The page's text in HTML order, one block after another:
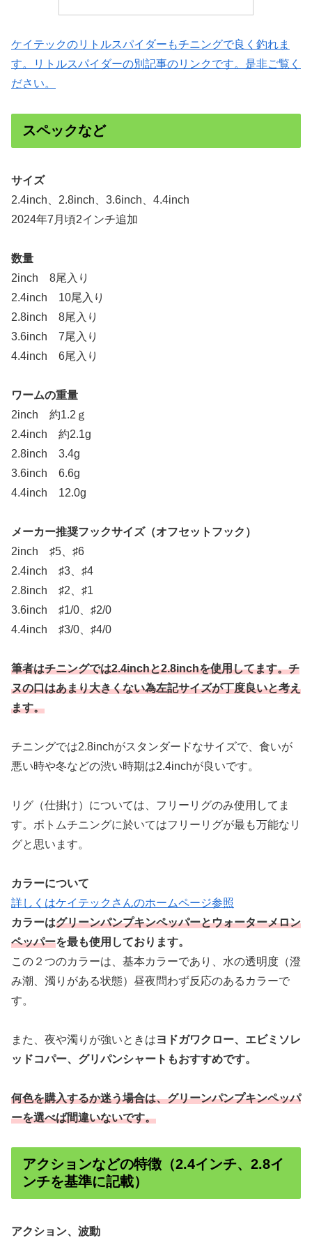
ケイテックのリトルスパイダーもチニングで良く釣れま
す。リトルスパイダーの別記事のリンクです。是非ご覧く
ださい。
スペックなど
サイズ
2.4inch、2.8inch、3.6inch、4.4inch
2024年7月頃2インチ追加
数量
2inch 8尾入り
2.4inch 10尾入り
2.8inch 8尾入り
3.6inch 7尾入り
4.4inch 6尾入り
ワームの重量
2inch 約1.2ｇ
2.4inch 約2.1g
2.8inch 3.4g
3.6inch 6.6g
4.4inch 12.0g
メーカー推奨フックサイズ（オフセットフック）
2inch ♯5、♯6
2.4inch ♯3、♯4
2.8inch ♯2、♯1
3.6inch ♯1/0、♯2/0
4.4inch ♯3/0、♯4/0
筆者はチニングでは2.4inchと2.8inchを使用してます。チ
ヌの口はあまり大きくない為左記サイズが丁度良いと考え
ます。
チニングでは2.8inchがスタンダードなサイズで、食いが
悪い時や冬などの渋い時期は2.4inchが良いです。
リグ（仕掛け）については、フリーリグのみ使用してま
す。ボトムチニングに於いてはフリーリグが最も万能なリ
グと思います。
カラーについて
詳しくはケイテックさんのホームページ参照
カラーはグリーンパンプキンペッパーとウォーターメロン
ペッパーを最も使用しております。
この２つのカラーは、基本カラーであり、水の透明度（澄
み潮、濁りがある状態）昼夜問わず反応のあるカラーで
す。
また、夜や濁りが強いときはヨドガワクロー、エビミソレ
ッドコパー、グリパンシャートもおすすめです。
何色を購入するか迷う場合は、グリーンパンプキンペッパ
ーを選べば間違いないです。
アクションなどの特徴（2.4インチ、2.8イ
ンチを基準に記載）
アクション、波動